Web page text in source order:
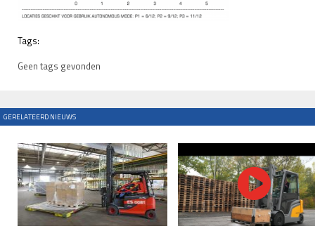
Tags:
Geen tags gevonden
GERELATEERD NIEUWS